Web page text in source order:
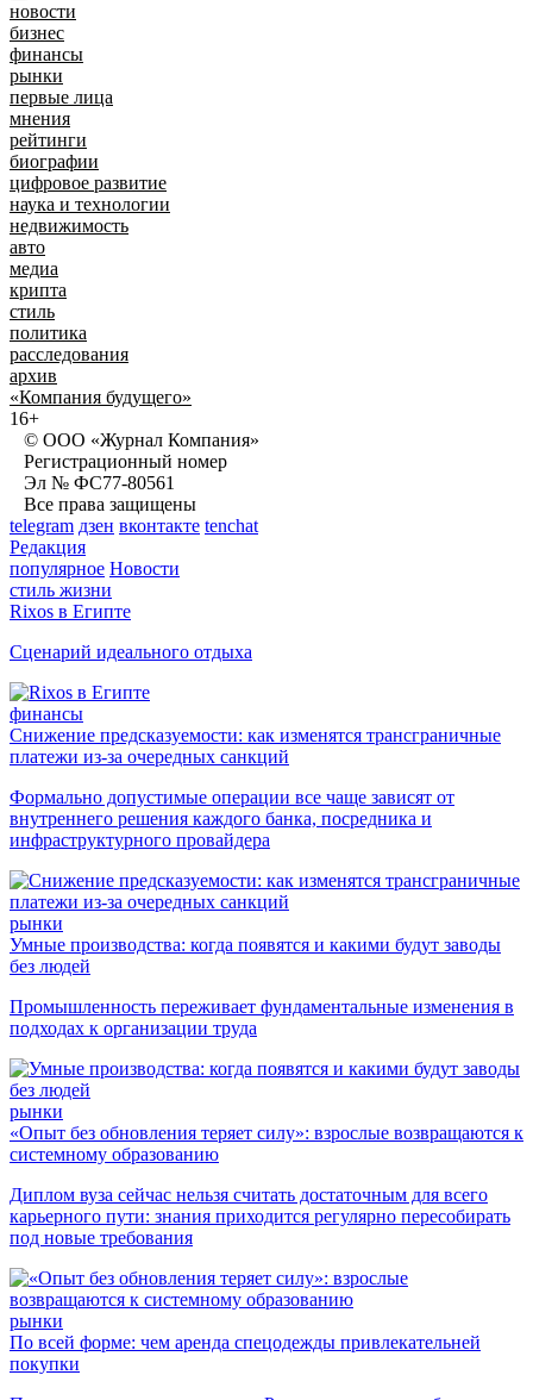
новости
бизнес
финансы
рынки
первые лица
мнения
рейтинги
биографии
цифровое развитие
наука и технологии
недвижимость
авто
медиа
крипта
стиль
политика
расследования
архив
«Компания будущего»
16+
© ООО «Журнал Компания»
Регистрационный номер
Эл № ФС77-80561
Все права защищены
telegram дзен вконтакте tenchat
Редакция
популярное Новости
стиль жизни
Rixos в Египте
Сценарий идеального отдыха
финансы
Снижение предсказуемости: как изменятся трансграничные
платежи из-за очередных санкций
Формально допустимые операции все чаще зависят от
внутреннего решения каждого банка, посредника и
инфраструктурного провайдера
рынки
Умные производства: когда появятся и какими будут заводы
без людей
Промышленность переживает фундаментальные изменения в
подходах к организации труда
рынки
«Опыт без обновления теряет силу»: взрослые возвращаются к
системному образованию
Диплом вуза сейчас нельзя считать достаточным для всего
карьерного пути: знания приходится регулярно пересобирать
под новые требования
рынки
По всей форме: чем аренда спецодежды привлекательней
покупки